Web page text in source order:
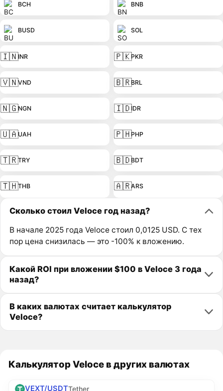
BCH BNB
BUSD SOL
🇮🇳INR 🇵🇰PKR
🇻🇳VND 🇧🇷BRL
🇳🇬NGN 🇮🇩IDR
🇺🇦UAH 🇵🇭PHP
🇹🇷TRY 🇧🇩BDT
🇹🇭THB 🇦🇷ARS
Сколько стоил Veloce год назад?
В начале 2025 года Veloce стоил 0,0125 USD. С тех
пор цена снизилась — это -100% к вложению.
Какой ROI при вложении $100 в Veloce 3 года
назад?
В каких валютах считает калькулятор
Veloce?
Калькулятор Veloce в других валютах
VEXT/USDTTether